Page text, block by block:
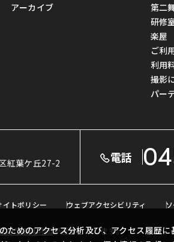
ためのアクセス分析及び、アクセス履歴
アーカイブ
第二
研修
楽屋
ご利
利用
撮影
パー
紅葉ケ丘27-2 電話
イトポリシー ウェブアクセシビリティ
文化振興財団が運営しています。